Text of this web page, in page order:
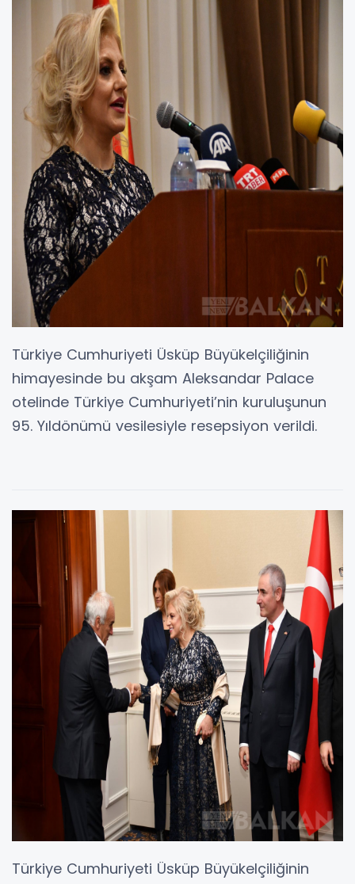
Türkiye Cumhuriyeti Üsküp Büyükelçiliğinin
himayesinde bu akşam Aleksandar Palace
otelinde Türkiye Cumhuriyeti’nin kuruluşunun
95. Yıldönümü vesilesiyle resepsiyon verildi.
Türkiye Cumhuriyeti Üsküp Büyükelçiliğinin